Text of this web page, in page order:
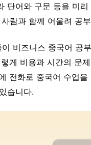
단어와 구문 등을 미
람과 함께 어울려 공
비즈니스 중국어 공
게 비용과 시간의 문
전화로 중국어 수업
습니다.